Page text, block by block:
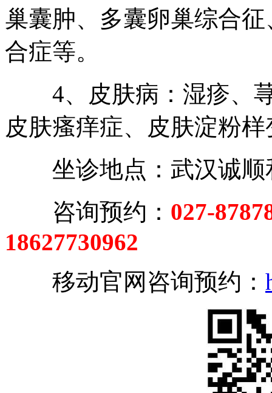
巢囊肿、多囊卵巢综合
合症等。
4、皮肤病：湿疹、荨
皮肤瘙痒症、皮肤淀粉
坐诊地点：武汉诚顺
咨询预约： 027-
18627730962
移动官网咨询预约：